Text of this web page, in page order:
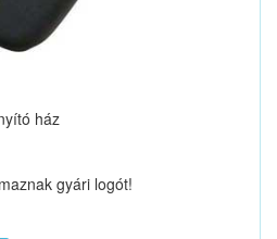
ház
gyári logót!